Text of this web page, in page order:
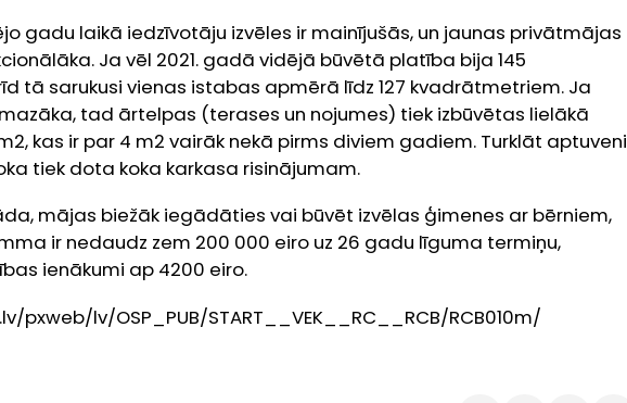
gadu laikā iedzīvotāju izvēles ir mainījušās, un jaunas privātmājas
Ja vēl 2021. gadā vidējā būvētā platība bija 145
tā sarukusi vienas istabas apmērā līdz 127 kvadrātmetriem. Ja
tad ārtelpas (terases un nojumes) tiek izbūvētas lielākā
kas ir par 4 m2 vairāk nekā pirms diviem gadiem. Turklāt aptuveni
tiek dota koka karkasa risinājumam.
mājas biežāk iegādāties vai būvēt izvēlas ģimenes ar bērniem,
ir nedaudz zem 200 000 eiro uz 26 gadu līguma termiņu,
ienākumi ap 4200 eiro.
lv/OSP_PUB/START__VEK__RC__RCB/RCB010m/